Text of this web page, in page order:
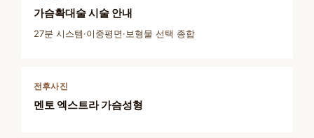
가슴확대술 시술 안내
27분 시스템·이중평면·보형물 선택 종합
전후사진
멘토 엑스트라 가슴성형